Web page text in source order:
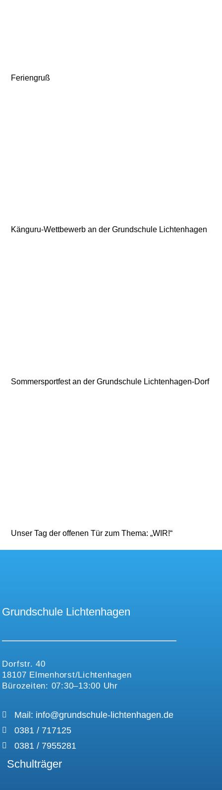
Feriengruß
Känguru‑Wettbewerb an der Grundschule Lichtenhagen
Sommersportfest an der Grundschule Lichtenhagen-Dorf
Unser Tag der offenen Tür zum Thema: „WIR!“
Grundschule Lichtenhagen
Dorfstr. 40
18107 Elmenhorst/Lichtenhagen
Bürozeiten: 07:30–13:00 Uhr
Mail: info@grundschule-lichtenhagen.de
0381 / 717125
0381 / 7955281
Schulträger